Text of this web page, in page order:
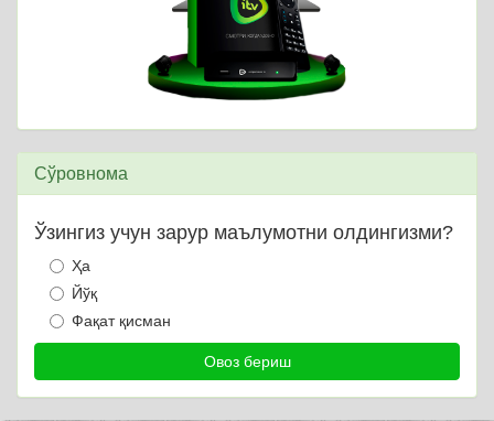
Сўровнома
Ўзингиз учун зарур маълумотни олдингизми?
Ҳа
Йўқ
Фақат қисман